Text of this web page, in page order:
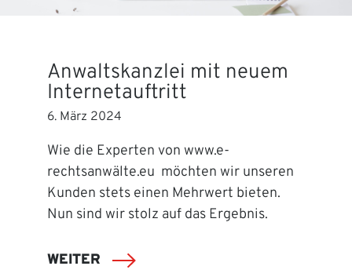
Anwaltskanzlei mit neuem
Internetauftritt
6. März 2024
Wie die Experten von www.e-
rechtsanwälte.eu möchten wir unseren
Kunden stets einen Mehrwert bieten.
Nun sind wir stolz auf das Ergebnis.
WEITER